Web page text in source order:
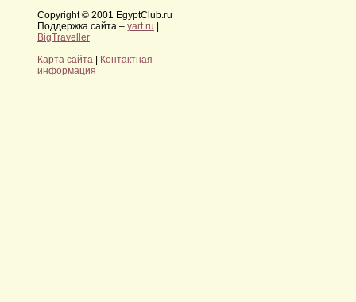
Copyright © 2001 EgyptClub.ru
Поддержка сайта – yart.ru |
BigTraveller
Карта сайта | Контактная
информация